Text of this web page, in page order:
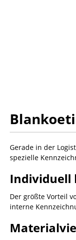
Gerade in der
spezielle
Individuell
Der größte Vorteil
interne